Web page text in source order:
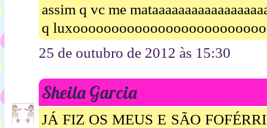
assim q vc me
q
25 de outubro de 2012 às 15:30
Sheila Garcia
JÁ FIZ OS MEUS E SÃO